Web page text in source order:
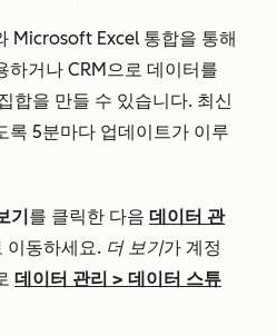
Microsoft Excel 통합을 통해
하거나 CRM으로 데이터를
합을 만들 수 있습니다. 최신
록 5분마다 업데이트가 이루
기를 클릭한 다음 데이터 관
이동하세요. 더 보기가 계정
데이터 관리 > 데이터 스튜